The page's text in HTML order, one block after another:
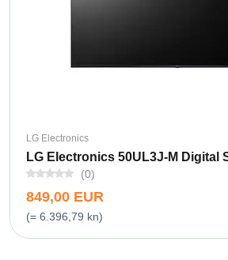
LG Electronics
LG Electronics 50UL3J-M Digital
(0)
849,00 EUR
(= 6.396,79 kn)